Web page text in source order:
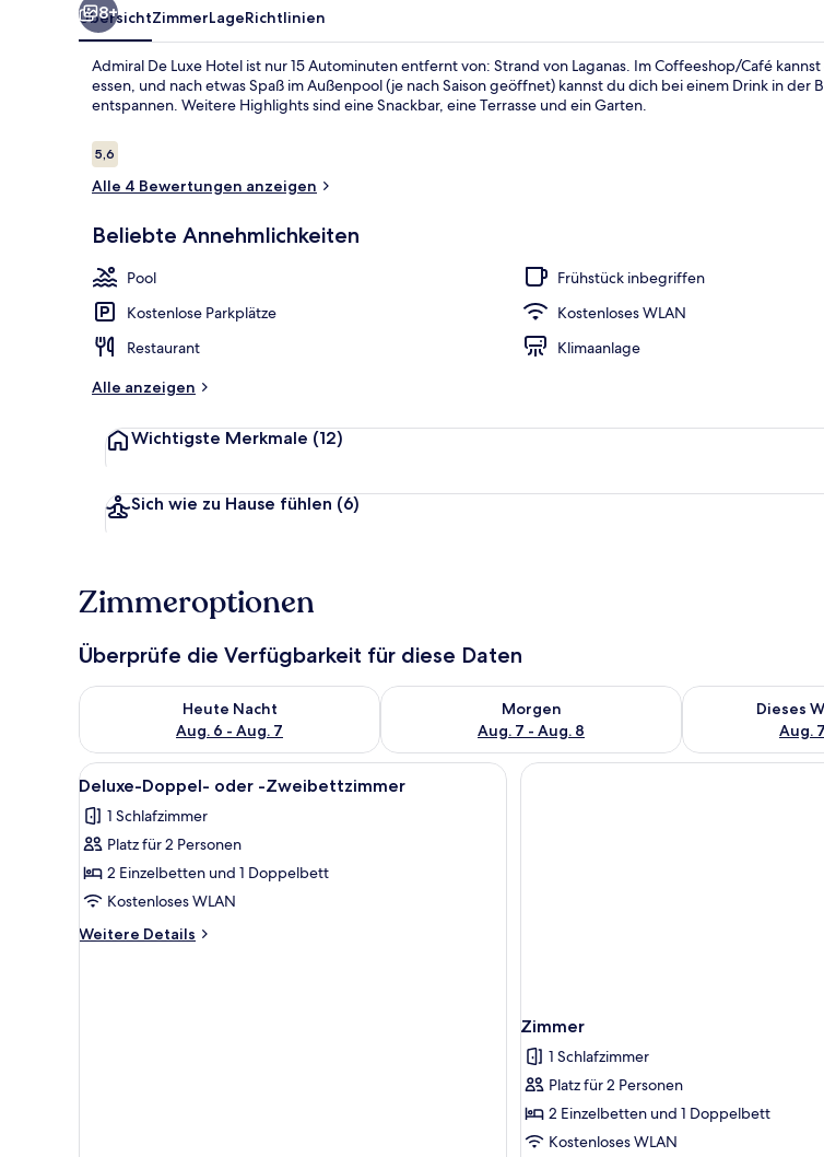
8+
ÜbersichtZimmerLageRichtlinien
Admiral De Luxe Hotel ist nur 15 Autominuten entfernt von: Strand von Laganas. Im Coffeeshop/Café
essen, und nach etwas Spaß im Außenpool (je nach Saison geöffnet) kannst du dich bei einem Drink in der
entspannen. Weitere Highlights sind eine Snackbar, eine Terrasse und ein Garten.
Bewertungen
5,65,6 von 10.
Alle 4 Bewertungen anzeigen
Beliebte Annehmlichkeiten
Pool
Frühstück inbegriffen
Kostenlose Parkplätze
Kostenloses WLAN
Restaurant
Klimaanlage
Alle anzeigen
Wichtigste Merkmale (12)
Sich wie zu Hause fühlen (6)
Zimmeroptionen
Überprüfe die Verfügbarkeit für diese Daten
Heute Nacht
Aug. 6 - Aug. 7
Überprüfe die Verfügbarkeit für heute Nacht, Aug. 6 - Aug. 7.
Morgen
Aug. 7 - Aug. 8
Überprüfe die Verfügbarkeit für morgen, Aug. 7 - Aug. 8.
Dieses
Aug.
Überprüfe die
Alle
Fotos
für
Deluxe-
Doppel-
oder
-
Zweibettzimmer
Ein modernes Hotelzimmer mit einem großen Bett, einer Couch, einem kleinen
3
Deluxe-Doppel- oder -Zweibettzimmer
1 Schlafzimmer
Platz für 2 Personen
2 Einzelbetten und 1 Doppelbett
Kostenloses WLAN
Weitere Details
Weitere
Zimmer
1 Schlafzimmer
Platz für 2 Personen
2 Einzelbetten und 1 Doppelbett
Kostenloses WLAN